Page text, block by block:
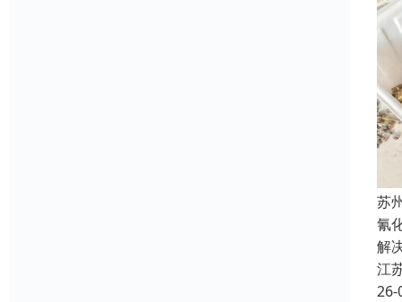
苏
氰
解
江
26-